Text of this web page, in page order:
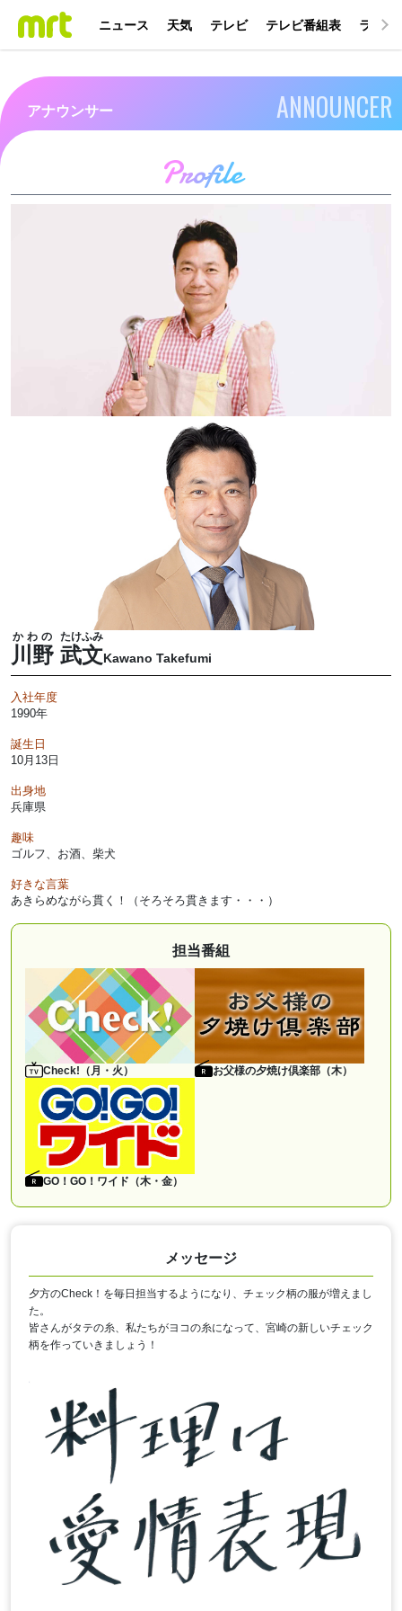
ニュース 天気 テレビ テレビ番組表 ラジオ
アナウンサー ANNOUNCER
Profile
川野
かわの
武文
たけふみ
Kawano Takefumi
入社年度
1990年
誕生日
10月13日
出身地
兵庫県
趣味
ゴルフ、お酒、柴犬
好きな言葉
あきらめながら貫く！（そろそろ貫きます・・・）
担当番組
Check!（月・火） お父様の夕焼け倶楽部（木）
GO！GO！ワイド（木・金）
メッセージ
夕方のCheck！を毎日担当するようになり、チェック柄の服が増えまし
た。
皆さんがタテの糸、私たちがヨコの糸になって、宮崎の新しいチェック
柄を作っていきましょう！